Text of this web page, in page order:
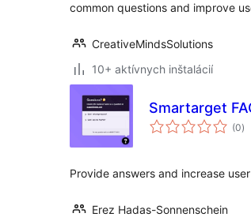
common questions and improve
CreativeMindsSolutions
10+ aktívnych inštalácií
Smartarget
(0)
Provide answers and increase
Erez Hadas-Sonnenschein